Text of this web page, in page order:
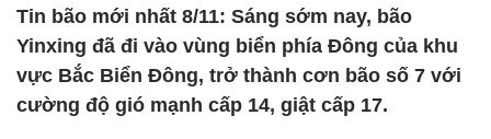
Tin bão mới nhất 8/11: Sáng sớm nay, bão
Yinxing đã đi vào vùng biển phía Đông của khu
vực Bắc Biển Đông, trở thành cơn bão số 7 với
cường độ gió mạnh cấp 14, giật cấp 17.